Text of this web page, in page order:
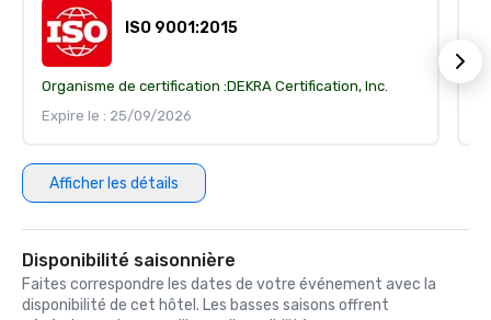
ISO 9001:2015
Organisme de certification :DEKRA Certification, Inc.
Expire le : 25/09/2026
Afficher les détails
Disponibilité saisonnière
Faites correspondre les dates de votre événement avec la
disponibilité de cet hôtel. Les basses saisons offrent